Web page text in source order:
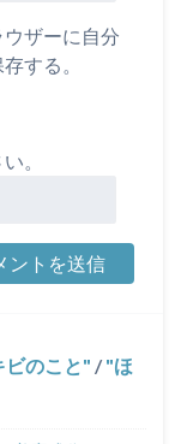
ザーに自分
する。
。
ビのこと / ほ